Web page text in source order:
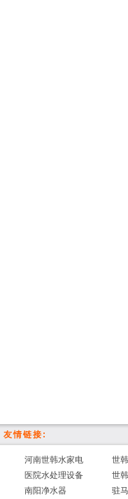
友情链接:
河南世韩水家电 世
医院水处理设备
世
南阳净水器
驻